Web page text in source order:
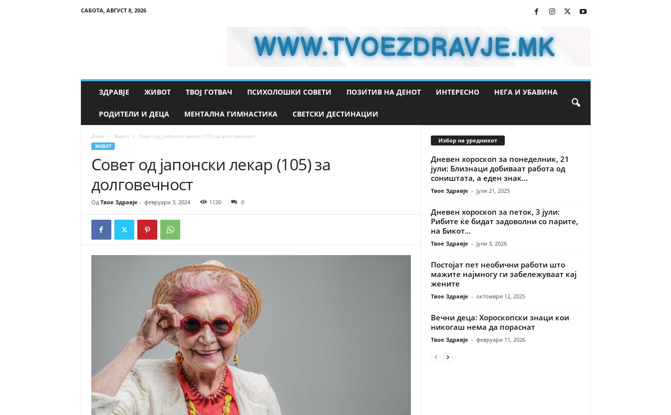
САБОТА, АВГУСТ 8, 2026
ЗДРАВЈЕ ЖИВОТ ТВОЈ ГОТВАЧ ПСИХОЛОШКИ СОВЕТИ ПОЗИТИВ НА ДЕНОТ ИНТЕРЕСНО НЕГА И УБАВИНА
РОДИТЕЛИ И ДЕЦА МЕНТАЛНА ГИМНАСТИКА СВЕТСКИ ДЕСТИНАЦИИ
Дома Живот Совет од јапонски лекар (105) за долговечност
ЖИВОТ
Совет од јапонски лекар (105) за
долговечност
Од Твое Здравје - февруари 3, 2024 1120 0
Избор на уредникот
Дневен хороскоп за понеделник, 21
јули: Близнаци добиваат работа од
соништата, а еден знак...
Твое Здравје - јули 21, 2025
Дневен хороскоп за петок, 3 јули:
Рибите ќе бидат задоволни со парите,
на Бикот...
Твое Здравје - јули 3, 2026
Постојат пет необични работи што
мажите најмногу ги забележуваат кај
жените
Твое Здравје - октомври 12, 2025
Вечни деца: Хороскопски знаци кои
никогаш нема да пораснат
Твое Здравје - февруари 11, 2026